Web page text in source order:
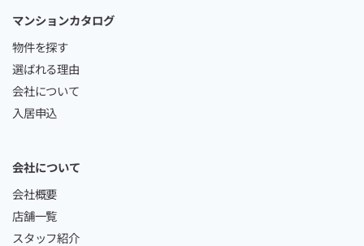
マンションカタログ
物件を探す
選ばれる理由
会社について
入居申込
会社について
会社概要
店舗一覧
スタッフ紹介